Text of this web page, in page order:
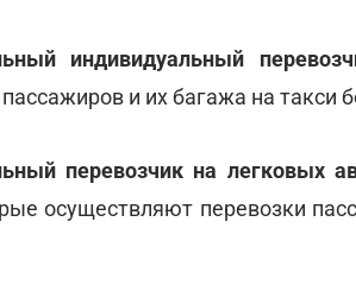
индивидуальный
и их багажа на такси
перевозчик на легковых
осуществляют перевозки